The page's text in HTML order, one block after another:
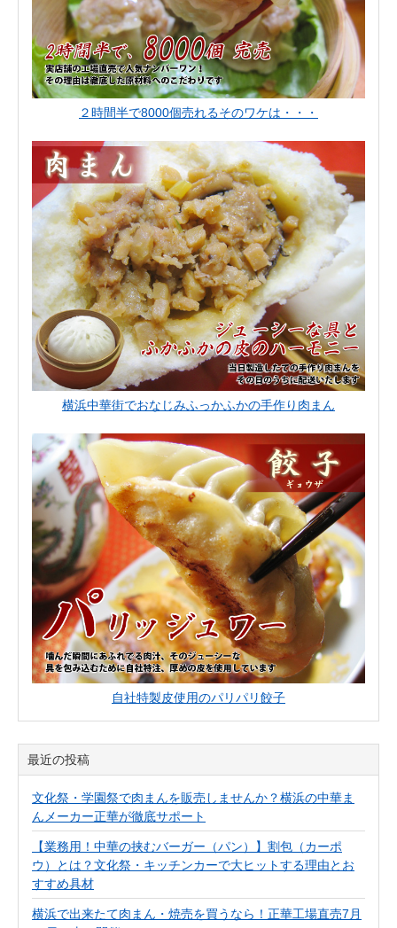
２時間半で8000個売れるそのワケは・・・
横浜中華街でおなじみふっかふかの手作り肉まん
自社特製皮使用のパリパリ餃子
最近の投稿
文化祭・学園祭で肉まんを販売しませんか？横浜の中華ま
んメーカー正華が徹底サポート
【業務用！中華の挟むバーガー（パン）】割包（カーポ
ウ）とは？文化祭・キッチンカーで大ヒットする理由とお
すすめ具材
横浜で出来たて肉まん・焼売を買うなら！正華工場直売7月